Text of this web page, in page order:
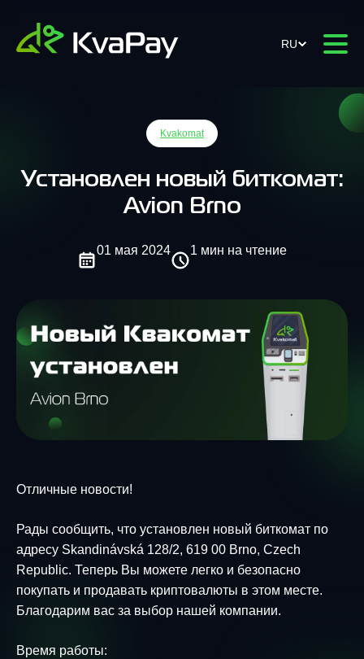
RU
Kvakomat
Установлен новый биткомат:
Avion Brno
01 мая 2024 1 мин на чтение
Отличные новости!
Рады сообщить, что установлен новый биткомат по
адресу Skandinávská 128/2, 619 00 Brno, Czech
Republic. Теперь Вы можете легко и безопасно
покупать и продавать криптовалюты в этом месте.
Благодарим вас за выбор нашей компании.
Время работы: